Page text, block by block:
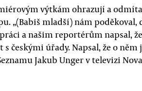
výtkám ohrazují a
„(Babiš mladší) nám poděkoval,
a našim reportérům napsal,
českými úřady. Napsal, že o něm
Jakub Unger v televizi